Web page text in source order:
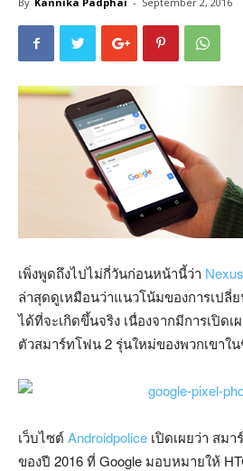
เพิ่งพูดถึงไปไม่กี่วันก่อนหน้านี้ว่า
ล่าสุดดูเหมือนว่าแนวโน้มของการเปลี่
ได้ที่จะเกิดขึ้นจริง เนื่องจากมีการเปิดเ
ตัวสมาร์ทโฟน 2 รุ่นใหม่ของพวกเขาใ
เว็บไซต์Androidpolice เปิดเผยว่า สม
ของปี 2016 ที่ Google มอบหมายให้